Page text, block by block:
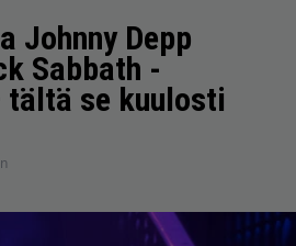
Johnny Depp
Sabbath -
se kuulosti